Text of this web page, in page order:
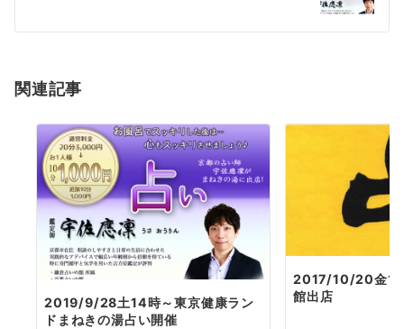
シ
ン
関連記事
2019/9/28土14時～東京健康ラン
ドまねきの湯占い開催
2017/10/20金11
館出店